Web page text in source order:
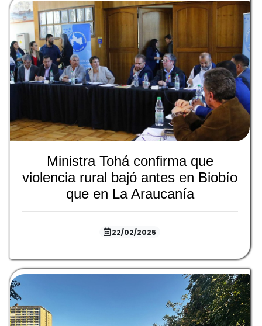
Ministra Tohá confirma que
violencia rural bajó antes en Biobío
que en La Araucanía
22/02/2025